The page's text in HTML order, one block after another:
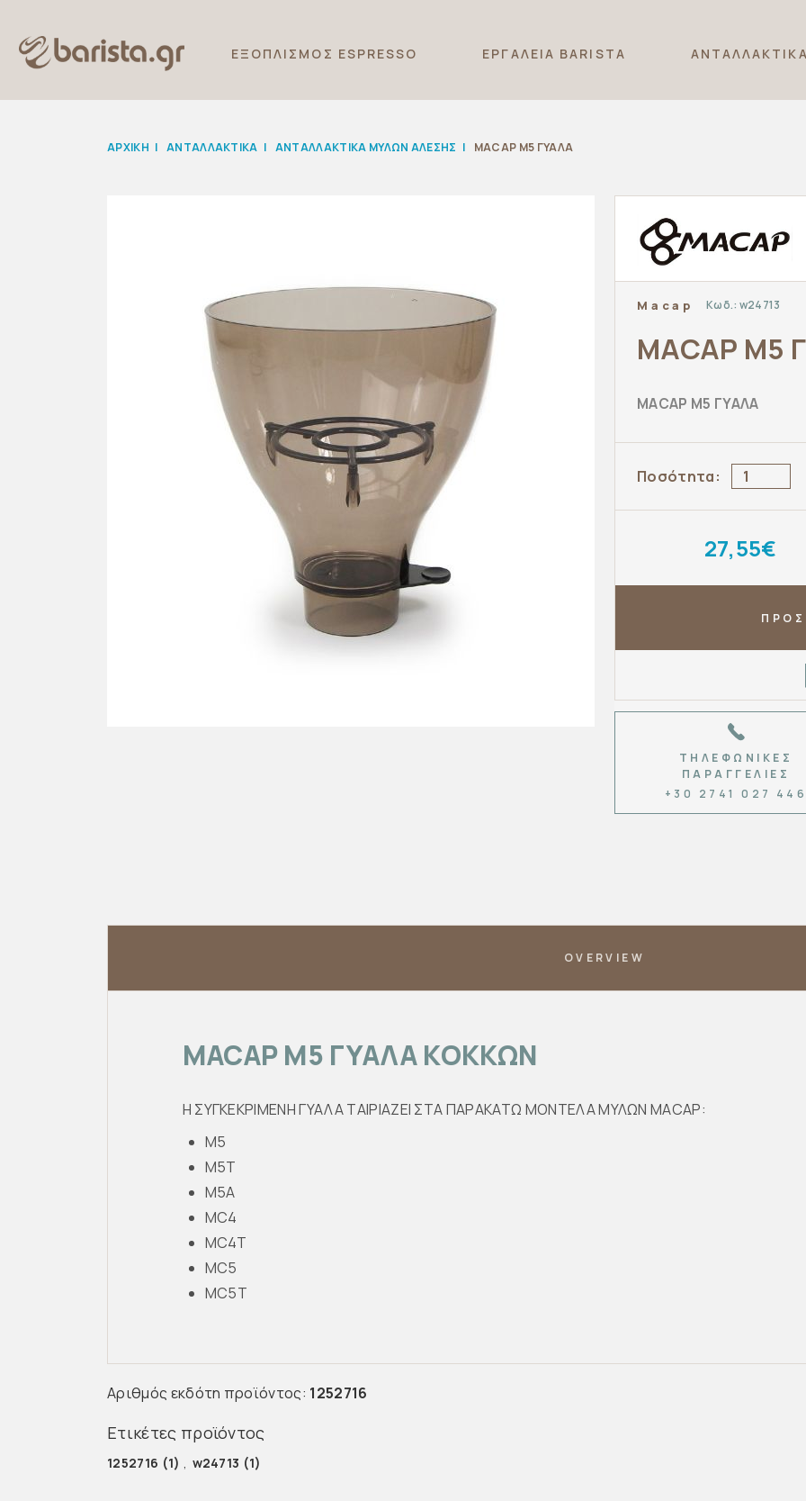
ΕΞΟΠΛΙΣΜΟΣ ESPRESSO ΕΡΓΑΛΕΙΑ BARISTA
ΑΡΧΙΚΉ | ΑΝΤΑΛΛΑΚΤΙΚΆ | ΑΝΤΑΛΛΑΚΤΙΚΑ ΜΥΛΩΝ ΑΛΕΣΗΣ | MACAP M5 ΓΥΑΛΑ
Macap Κωδ.: w24713
MACAP M5
MACAP M5 ΓΥΑΛΑ
Ποσότητα:
27,55€
ΤΗΛΕΦΩΝΙΚΈΣ
ΠΑΡΑΓΓΕΛΊΕΣ
+30 2741 027
OVERVIEW
MACAP M5 ΓΥΑΛΑ ΚΟΚΚΩΝ
Η ΣΥΓΚΕΚΡΙΜΕΝΗ ΓΥΑΛΑ ΤΑΙΡΙΑΖΕΙ ΣΤΑ ΠΑΡΑΚΑΤΩ ΜΟΝΤΕΛΑ ΜΥΛΩΝ MACAP:
M5
M5T
M5A
MC4
MC4T
MC5
MC5T
Αριθμός εκδότη προϊόντος: 1252716
Ετικέτες προϊόντος
1252716 (1) w24713 (1)